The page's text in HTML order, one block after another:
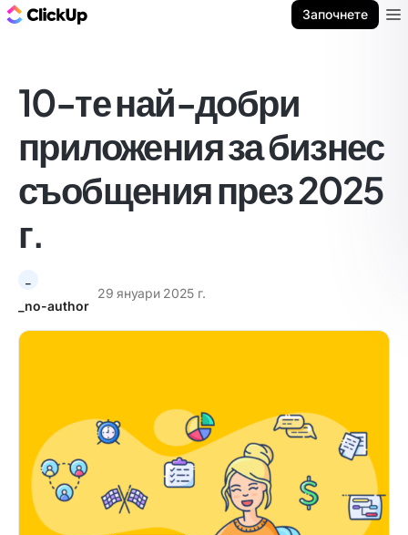
Започнете
10-те най-добри
приложения за бизнес
съобщения през 2025
г.
_no-author
29 януари 2025 г.